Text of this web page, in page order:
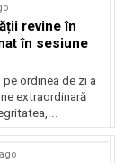
revine în
în sesiune
ordinea de zi a
extraordinară